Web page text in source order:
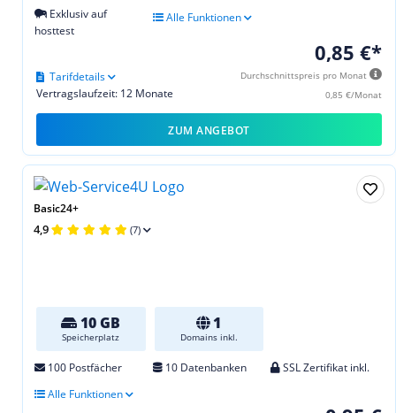
Exklusiv auf
hosttest
Alle Funktionen
0,85 €*
Durchschnittspreis pro Monat
0,85 €/Monat
Vertragslaufzeit: 12 Monate
Tarifdetails
ZUM ANGEBOT
Basic24+
4,9 (7)
10 GB
Speicherplatz
1
Domains inkl.
100 Postfächer 10 Datenbanken
SSL Zertifikat inkl.
Alle Funktionen